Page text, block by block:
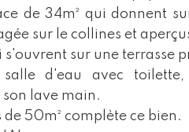
de 34m² qui donnent
sur le collines et
sur une terrasse
salle d'eau avec
lave main.
de 50m² complète ce bien.